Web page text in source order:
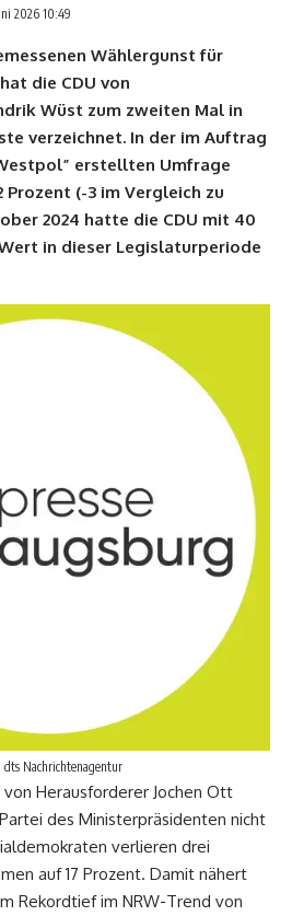
2026 10:49
Wählergunst für
die CDU von
Wüst zum zweiten Mal in
verzeichnet. In der im Auftrag
erstellten Umfrage
Prozent (-3 im Vergleich zu
2024 hatte die CDU mit 40
in dieser Legislaturperiode
Nachrichtenagentur
Herausforderer Jochen Ott
des Ministerpräsidenten nicht
verlieren drei
auf 17 Prozent. Damit nähert
Rekordtief im NRW-Trend von